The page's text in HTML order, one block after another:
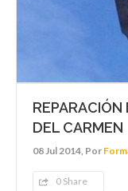
REPARACIÓN
DEL CARMEN
08 Jul 2014, Por
0 Share